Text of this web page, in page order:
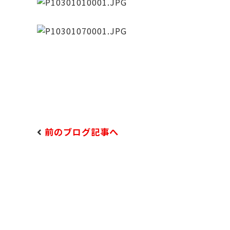
前のブログ記事へ